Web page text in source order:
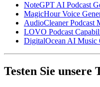
NoteGPT AI Podcast
MagicHour Voice
AudioCleaner Podcast
LOVO Podcast
DigitalOcean AI Music
Testen Sie unsere